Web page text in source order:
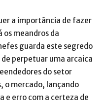
a importância de fazer
meandros da
guarda este segredo
perpetuar uma arcaica
do setor
o mercado, lançando
e erro com a certeza de